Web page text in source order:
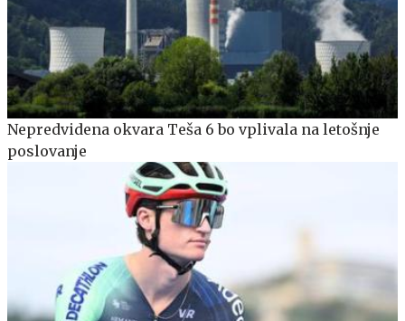
Nepredvidena okvara Teša 6 bo vplivala na letošnje
poslovanje